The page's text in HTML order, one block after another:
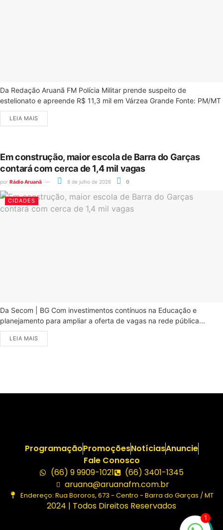
Da Redação Aruanã FM Polícia Militar prende suspeito de
estelionato e apreende R$ 11,3 mil em Várzea Grande Fonte: PM/MT
LEIA MAIS
Em construção, maior escola de Barra do Garças
contará com cerca de 1,4 mil vagas
por Rádio Aruanã 8 de julho de 2026 0
CIDADES
Da Secom | BG Com investimentos contínuos na Educação e
planejamento para ampliar a oferta de vagas na rede pública...
LEIA MAIS
ProgramaçãoPromoçõesNotíciasAnuncie
Fale Conosco
(66) 9 9909-1021
(66) 3401-1345
aruana@aruanafm.com.br
Endereço: Rua Bororos, 673 - Centro - Barra do Garças / MT
2024 | Todos Direitos Reservados
1